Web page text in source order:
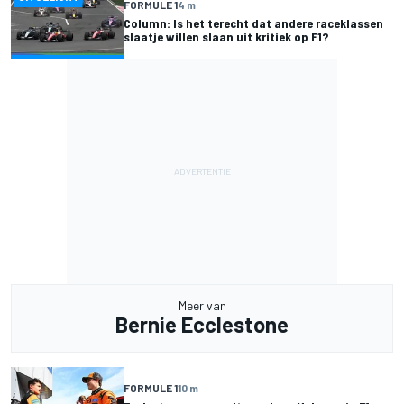
FORMULE 14 m
Column: Is het terecht dat andere raceklassen
slaatje willen slaan uit kritiek op F1?
Meer van
Bernie Ecclestone
FORMULE 110 m